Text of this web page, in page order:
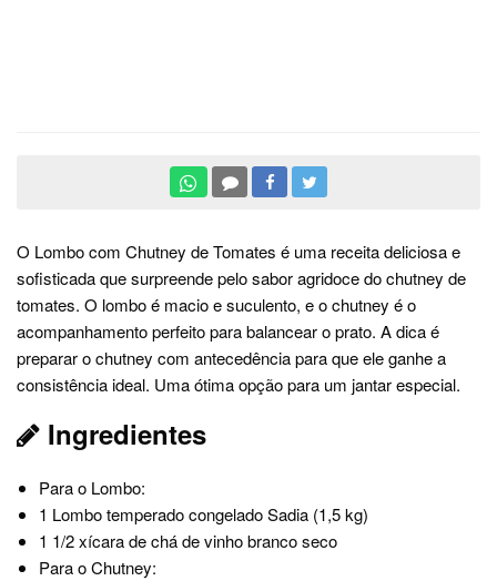
O Lombo com Chutney de Tomates é uma receita deliciosa e
sofisticada que surpreende pelo sabor agridoce do chutney de
tomates. O lombo é macio e suculento, e o chutney é o
acompanhamento perfeito para balancear o prato. A dica é
preparar o chutney com antecedência para que ele ganhe a
consistência ideal. Uma ótima opção para um jantar especial.
Ingredientes
Para o Lombo:
1 Lombo temperado congelado Sadia (1,5 kg)
1 1/2 xícara de chá de vinho branco seco
Para o Chutney: